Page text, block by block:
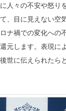
人々の不安や怒り
、目に見えない空
ナ禍での変化への
元します。表現に
世に伝えられたら